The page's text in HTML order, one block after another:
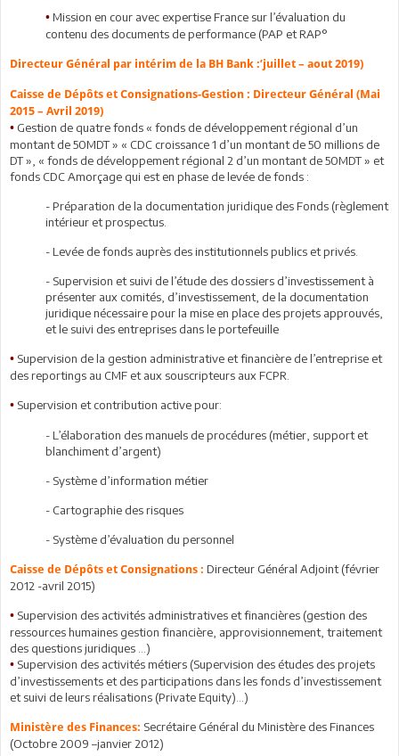
• Mission en cour avec expertise France sur l’évaluation du
contenu des documents de performance (PAP et RAP°
Directeur Général par intérim de la BH Bank :’juillet – aout 2019)
Caisse de Dépôts et Consignations-Gestion : Directeur Général (Mai
2015 – Avril 2019)
• Gestion de quatre fonds « fonds de développement régional d’un
montant de 50MDT » « CDC croissance 1 d’un montant de 50 millions de
DT », « fonds de développement régional 2 d’un montant de 50MDT » et
fonds CDC Amorçage qui est en phase de levée de fonds :
- Préparation de la documentation juridique des Fonds (règlement
intérieur et prospectus.
- Levée de fonds auprès des institutionnels publics et privés.
- Supervision et suivi de l’étude des dossiers d’investissement à
présenter aux comités, d’investissement, de la documentation
juridique nécessaire pour la mise en place des projets approuvés,
et le suivi des entreprises dans le portefeuille
• Supervision de la gestion administrative et financière de l’entreprise et
des reportings au CMF et aux souscripteurs aux FCPR.
• Supervision et contribution active pour:
- L’élaboration des manuels de procédures (métier, support et
blanchiment d’argent)
- Système d’information métier
- Cartographie des risques
- Système d’évaluation du personnel
Caisse de Dépôts et Consignations : Directeur Général Adjoint (février
2012 -avril 2015)
• Supervision des activités administratives et financières (gestion des
ressources humaines gestion financière, approvisionnement, traitement
des questions juridiques …)
• Supervision des activités métiers (Supervision des études des projets
d’investissements et des participations dans les fonds d’investissement
et suivi de leurs réalisations (Private Equity)…)
Ministère des Finances: Secrétaire Général du Ministère des Finances
(Octobre 2009 –janvier 2012)